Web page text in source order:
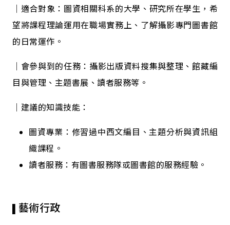
｜適合對象：圖資相關科系的大學、研究所在學生，希
望將課程理論運用在職場實務上、了解攝影專門圖書館
的日常運作。
｜會參與到的任務：攝影出版資料搜集與整理、館藏編
目與管理、主題書展、讀者服務等。
｜建議的知識技能：
圖資專業：修習過中西文編目、主題分析與資訊組
織課程。
讀者服務：有圖書服務隊或圖書館的服務經驗。
藝術行政